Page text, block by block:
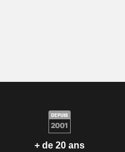
+ de 20 ans